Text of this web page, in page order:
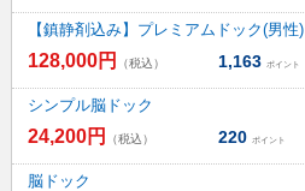
【鎮静剤込み】プレミアムドック(男性)
128,000円 （税込） 1,163 ポイント
シンプル脳ドック
24,200円 （税込） 220 ポイント
脳ドック